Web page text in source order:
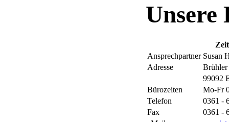
Unsere
Ansprechpartner Susan
Adresse
Brühler
99092
Bürozeiten
Mo-Fr
Telefon
0361 -
Fax
0361 -